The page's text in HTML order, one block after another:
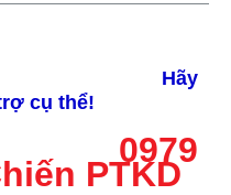
cụ thể!
PTKD